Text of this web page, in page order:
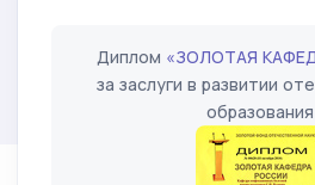
Диплом «ЗОЛОТАЯ
за заслуги в развитии
образования